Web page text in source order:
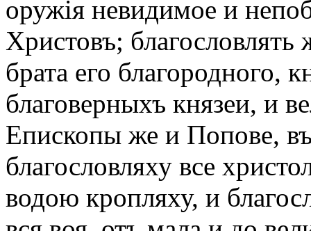
оружія невидимое и
Христовъ;
брата его благородного,
благоверныхъ князеи, и
Епископы же и Попове,
благословляху все
водою кропляху, и